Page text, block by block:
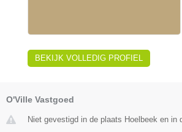
BEKIJK VOLLEDIG PROFIEL
O'Ville Vastgoed
Niet gevestigd in de plaats Hoelbeek en in